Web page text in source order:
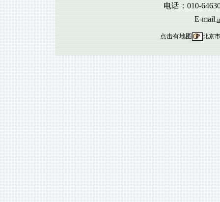
电话：010-
E-mail:
点击有地图 北京